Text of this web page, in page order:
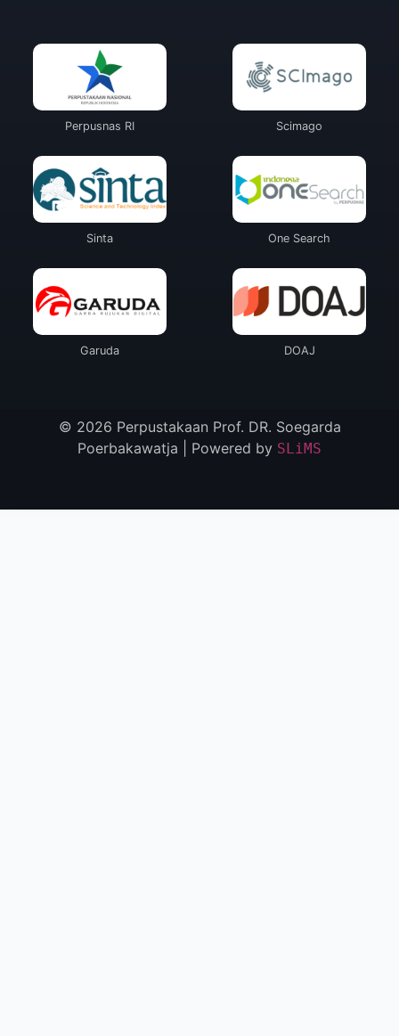
Perpusnas RI Scimago
Sinta One Search
Garuda DOAJ
© 2026 Perpustakaan Prof. DR. Soegarda
Poerbakawatja | Powered by SLiMS